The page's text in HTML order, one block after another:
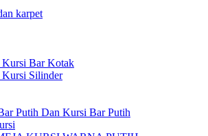
karpet
Bar Kotak
Silinder
Putih Dan Kursi Bar Putih